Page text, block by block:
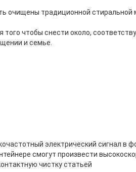
традиционной стиральной
того чтобы снести около,
и семье.
электрический сигнал в
смогут произвести
чистку статьей